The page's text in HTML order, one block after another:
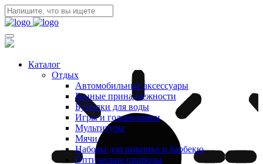
Каталог
Отдых
Автомобильные аксессуары
Банные принадлежности
Бутылки для воды
Игры и головоломки
Мультитулы
Мячи
Наборы для пикника и барбекю
Оптические приборы